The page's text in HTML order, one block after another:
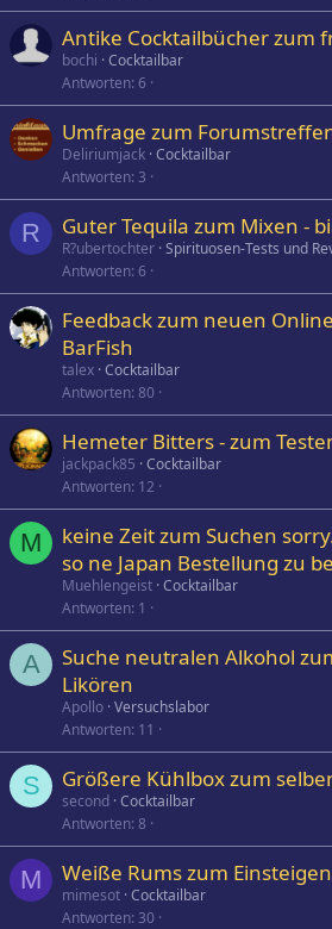
Antike Cocktailbücher zum
bochi Cocktailbar
Antworten 6
Umfrage zum
Deliriumjack Cocktailbar
Antworten 3
R Guter Tequila zum Mixen -
R?ubertochter Spirituosen-Tests und
Antworten 6
Feedback zum neuen
BarFish
talex Cocktailbar
Antworten 80
Hemeter Bitters - zum
jackpack85 Cocktailbar
Antworten 12
M
keine Zeit zum Suchen
so ne Japan Bestellung zu
Muehlengeist Cocktailbar
Antworten 1
A
Suche neutralen Alkohol
Likören
Apollo Versuchslabor
Antworten 11
S Größere Kühlbox zum
second Cocktailbar
Antworten 8
M Weiße Rums zum Einsteigen
mimesot Cocktailbar
Antworten 30